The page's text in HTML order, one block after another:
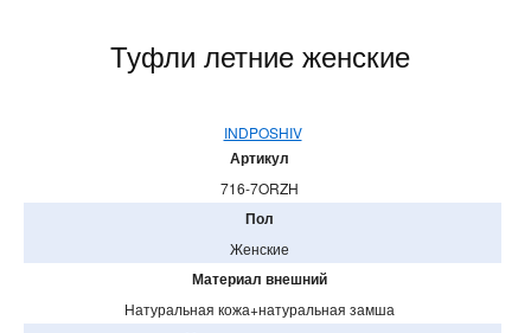
Туфли летние женские
INDPOSHIV
Артикул
716-7ORZH
Пол
Женские
Материал внешний
Натуральная кожа+натуральная замша